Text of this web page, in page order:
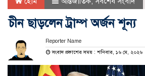
চীন ছাড়লেন ট্রাম্প অর্জন শূন্য
Reporter Name
সংবাদ প্রকাশের সময় : শনিবার, ১৬ মে, ২০২৬